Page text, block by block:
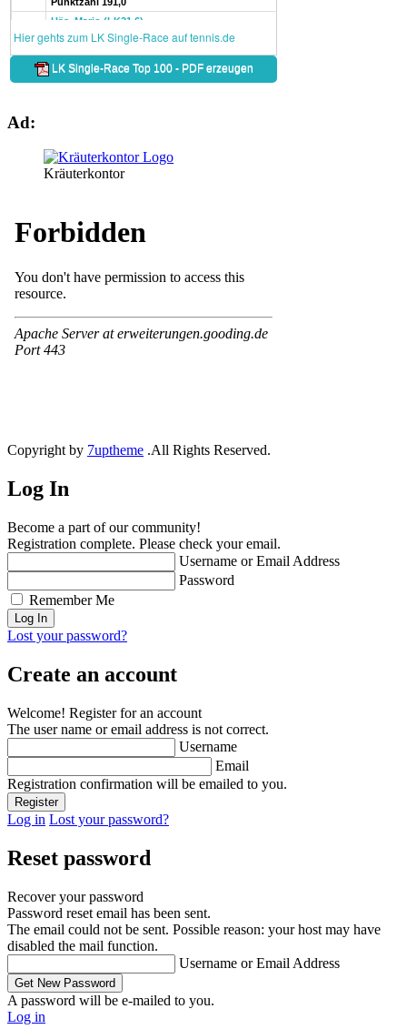
Ad:
Kräuterkontor
Copyright by 7uptheme .All Rights Reserved.
Log In
Become a part of our community!
Registration complete. Please check your email.
Username or Email Address
Password
Remember Me
Lost your password?
Create an account
Welcome! Register for an account
The user name or email address is not correct.
Username
Email
Registration confirmation will be emailed to you.
Log in Lost your password?
Reset password
Recover your password
Password reset email has been sent.
The email could not be sent. Possible reason: your host may have
disabled the mail function.
Username or Email Address
A password will be e-mailed to you.
Log in